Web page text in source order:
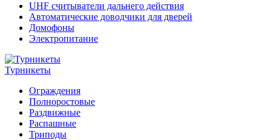
UHF считыватели дальнего действия
Автоматические доводчики для дверей
Домофоны
Электропитание
Турникеты
Ограждения
Полноростовые
Раздвижные
Распашные
Триподы